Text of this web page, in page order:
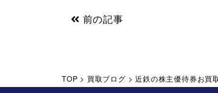
前の記事
TOP > 買取ブログ >近鉄の株主優待券お買